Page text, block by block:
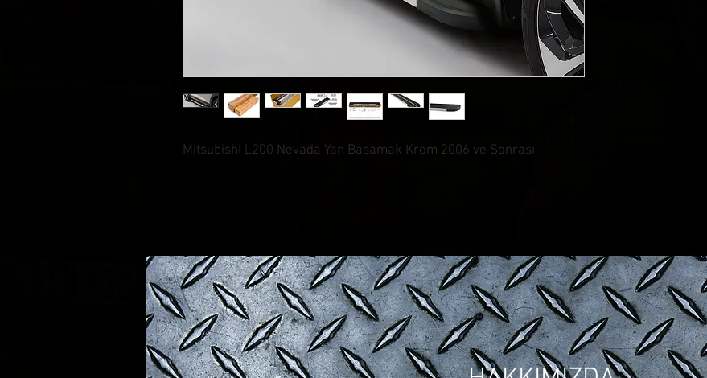
Mitsubishi L200 Nevada Yan Basamak Krom 2006 ve Sonrası
© CONTROL CUSTOM GARAGE| Tüm Hakları Saklıdır.